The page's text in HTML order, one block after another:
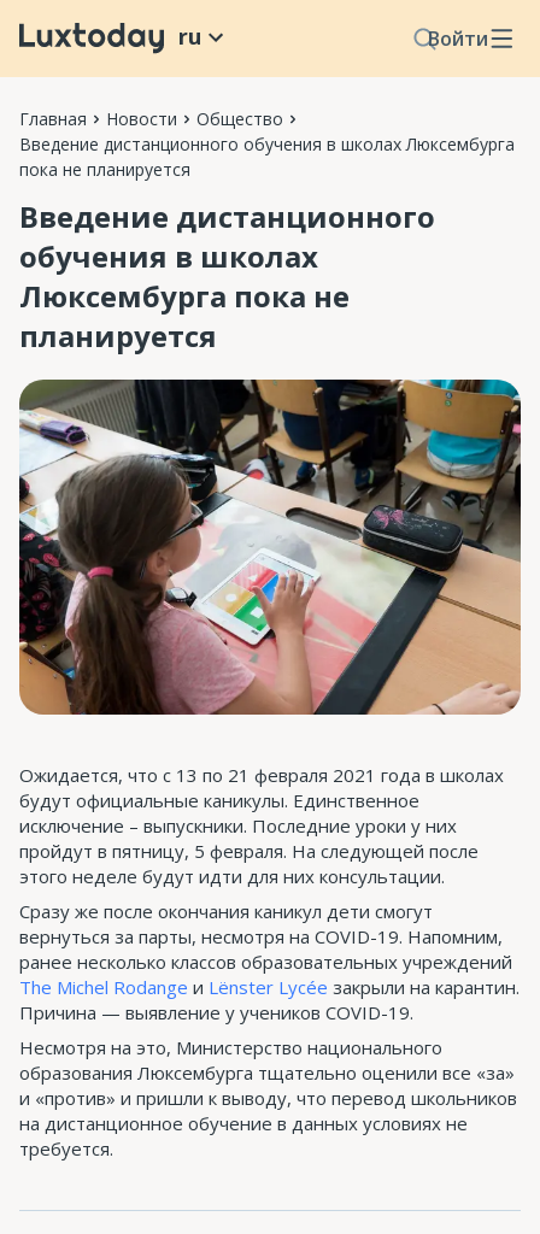
Войти
ru
Главная Новости
Общество
Введение дистанционного обучения в школах Люксембурга
пока не планируется
Введение дистанционного
обучения в школах
Люксембурга пока не
планируется
Ожидается, что с 13 по 21 февраля 2021 года в школах
будут официальные каникулы. Единственное
исключение – выпускники. Последние уроки у них
пройдут в пятницу, 5 февраля. На следующей после
этого неделе будут идти для них консультации.
Сразу же после окончания каникул дети смогут
вернуться за парты, несмотря на COVID-19. Напомним,
ранее несколько классов образовательных учреждений
The Michel Rodange и Lënster Lycée закрыли на карантин.
Причина — выявление у учеников COVID-19.
Несмотря на это, Министерство национального
образования Люксембурга тщательно оценили все «за»
и «против» и пришли к выводу, что перевод школьников
на дистанционное обучение в данных условиях не
требуется.